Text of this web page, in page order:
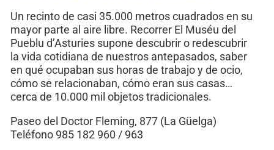
Un recinto de casi 35.000 metros cuadrados en su
mayor parte al aire libre. Recorrer El Muséu del
Pueblu d’Asturies supone descubrir o redescubrir
la vida cotidiana de nuestros antepasados, saber
en qué ocupaban sus horas de trabajo y de ocio,
cómo se relacionaban, cómo eran sus casas…
cerca de 10.000 mil objetos tradicionales.
Paseo del Doctor Fleming, 877 (La Güelga)
Teléfono 985 182 960 / 963